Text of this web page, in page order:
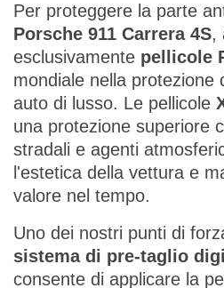
Per proteggere la parte
Porsche 911 Carrera 4S,
esclusivamente pellicole
mondiale nella protezione
auto di lusso. Le pellicole
una protezione superiore
stradali e agenti
l'estetica della vettura e
valore nel tempo.
Uno dei nostri punti di
sistema di pre-taglio
consente di applicare la